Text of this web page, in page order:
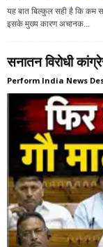
यह बात बिल्कुल सही है कि कम
इसके मुख्य कारण अचानक...
सनातन विरोधी
Perform India News